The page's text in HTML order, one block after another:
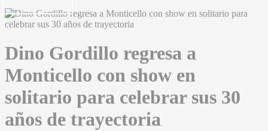
Dino Gordillo regresa a
Monticello con show en
solitario para celebrar sus 30
años de trayectoria